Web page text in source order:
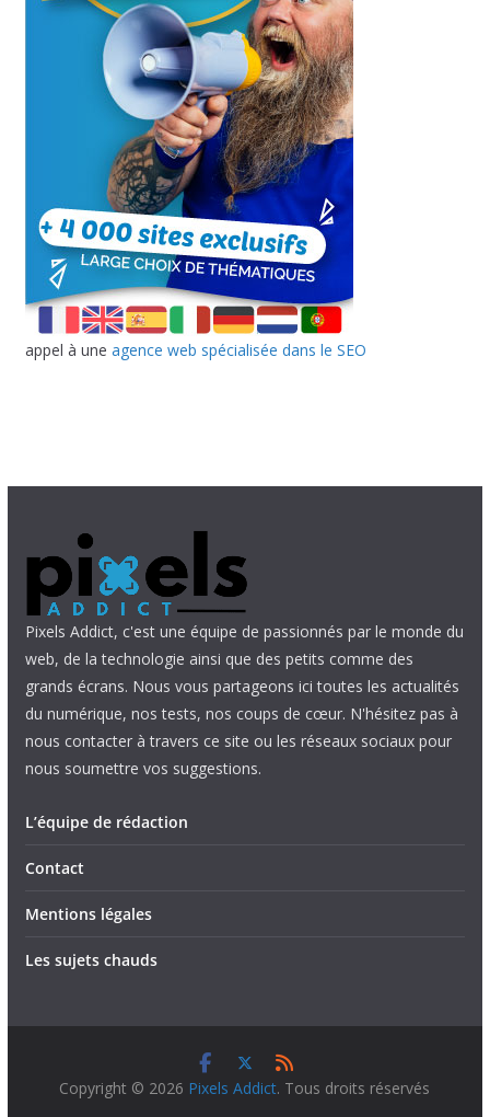
appel à une agence web spécialisée dans le SEO
Pixels Addict, c'est une équipe de passionnés par le monde du
web, de la technologie ainsi que des petits comme des
grands écrans. Nous vous partageons ici toutes les actualités
du numérique, nos tests, nos coups de cœur. N'hésitez pas à
nous contacter à travers ce site ou les réseaux sociaux pour
nous soumettre vos suggestions.
L’équipe de rédaction
Contact
Mentions légales
Les sujets chauds
Copyright © 2026 Pixels Addict. Tous droits réservés